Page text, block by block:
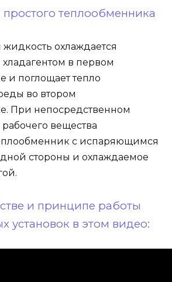
простого теплообменника
охлаждается
в первом
и поглощает тепло
во втором
При непосредственном
вещества
с испаряющимся
стороны и охлаждаемое
и принципе работы
установок в этом видео: